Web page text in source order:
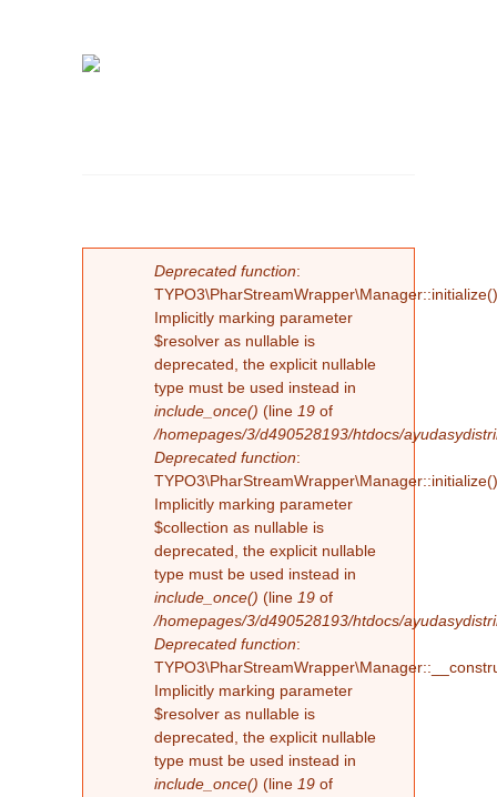
MENSAJE DE
ERROR
Deprecated function:
Implicitly marking parameter
$resolver as nullable is
deprecated, the explicit nullable
type must be used instead in
include_once() (line 19 of
/homepages/3/d490528193/htdocs/
Deprecated function:
Implicitly marking parameter
$collection as nullable is
deprecated, the explicit nullable
type must be used instead in
include_once() (line 19 of
/homepages/3/d490528193/htdocs/
Deprecated function:
Implicitly marking parameter
$resolver as nullable is
deprecated, the explicit nullable
type must be used instead in
include_once() (line 19 of